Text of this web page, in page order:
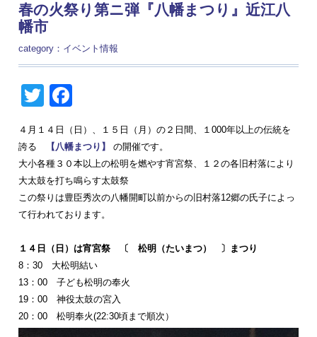
春の火祭り第ニ弾『八幡まつり』近江八
幡市
category： イベント情報
Twitter
４月１４日（日）、１５日（月）の２日間、１000年以上の伝統を
誇る
【八幡まつり】 の開催です。
大小各種３０本以上の松明を燃やす宵宮祭、１２の各旧村落により
大太鼓を打ち鳴らす太鼓祭
この祭りは豊臣秀次の八幡開町以前からの旧村落12郷の氏子によっ
て行われております。
１４日（日）は宵宮祭 〔 松明（たいまつ） 〕まつり
8：30 大松明結い
13：00 子ども松明の奉火
19：00 神役太鼓の宮入
20：00 松明奉火(22:30頃まで順次）